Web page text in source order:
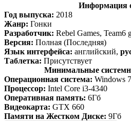
Информация
Год выпуска: 2018
Жанр: Гонки
Разработчик: Rebel Games, Team6
Версия: Полная (Последняя)
Язык интерфейса: английский,
Таблетка: Присутствует
Минимальные
Операционная система: Windows
Процессор: Intel Core i3-4340
Оперативная память: 6Гб
Видеокарта: GTX 660
Памяти на Жестком Диске: 9Гб